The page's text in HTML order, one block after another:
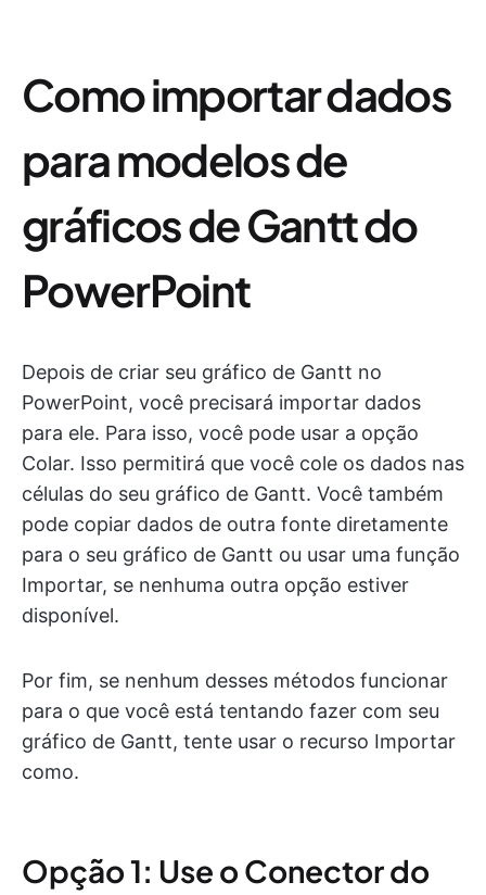
Como importar dados
para modelos de
gráficos de Gantt do
PowerPoint
Depois de criar seu gráfico de Gantt no
PowerPoint, você precisará importar dados
para ele. Para isso, você pode usar a opção
Colar. Isso permitirá que você cole os dados nas
células do seu gráfico de Gantt. Você também
pode copiar dados de outra fonte diretamente
para o seu gráfico de Gantt ou usar uma função
Importar, se nenhuma outra opção estiver
disponível.
Por fim, se nenhum desses métodos funcionar
para o que você está tentando fazer com seu
gráfico de Gantt, tente usar o recurso Importar
como.
Opção 1: Use o Conector do